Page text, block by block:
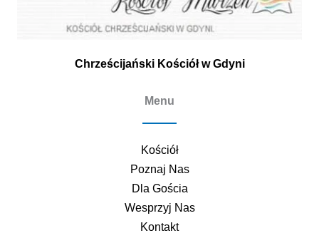
Chrześcijański Kościół w Gdyni
Menu
Kościół
Poznaj Nas
Dla Gościa
Wesprzyj Nas
Kontakt